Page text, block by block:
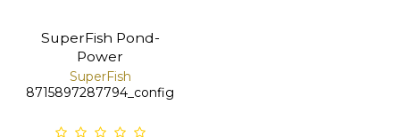
SuperFish Pond-
Power
SuperFish
8715897287794_config